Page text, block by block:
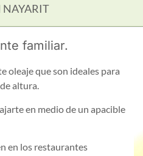
NAYARIT
familiar.
oleaje que son ideales para
altura.
en medio de un apacible
en los restaurantes